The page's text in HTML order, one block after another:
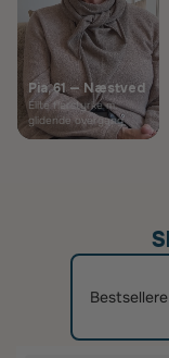
Pia, 61 — Næstved
Elite flerstyrke m.
glidende overgang
Bestsellere